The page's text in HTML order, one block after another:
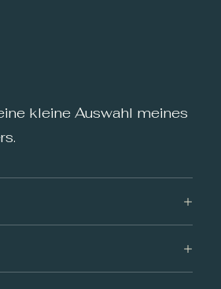
kleine Auswahl meines